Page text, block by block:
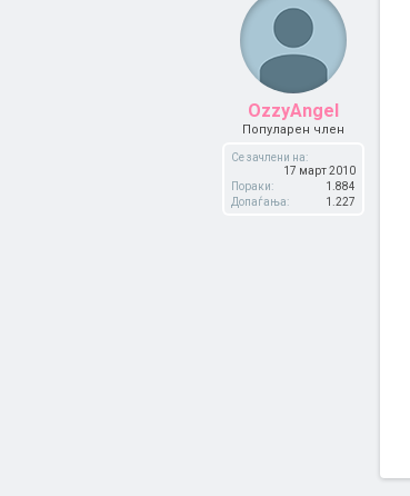
OzzyAngel
Популарен член
Се зачлени на:
17 март 2010
Пораки:
1.884
Допаѓања:
1.227